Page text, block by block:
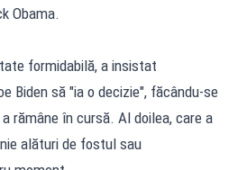
Obama.
formidabilă, a insistat
Biden să "ia o decizie", făcându-se
rămâne în cursă. Al doilea, care a
alături de fostul sau